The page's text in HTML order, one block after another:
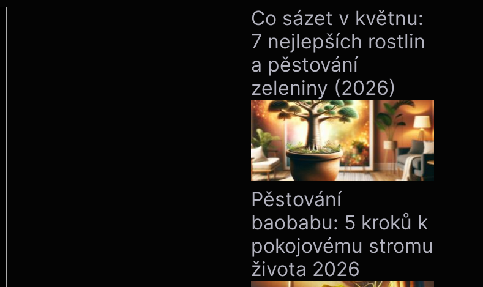
Co sázet v květnu:
7 nejlepších rostlin
a pěstování
zeleniny (2026)
Pěstování
baobabu: 5 kroků k
pokojovému stromu
života 2026